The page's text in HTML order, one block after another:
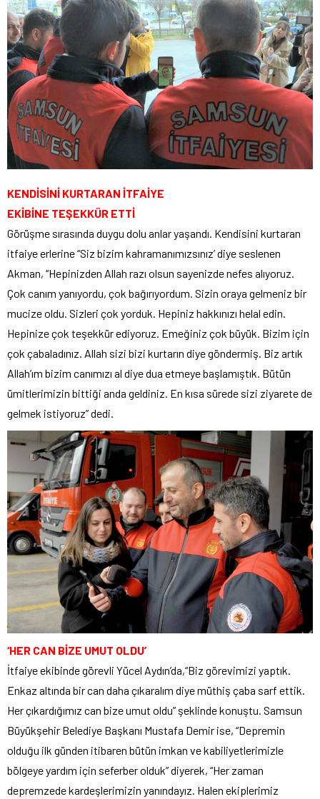
KENDİSİNİ KURTARAN İTFAİYE
EKİBİNE TEŞEKKÜR ETTİ
Görüşme sırasında duygu dolu anlar yaşandı. Kendisini kurtaran
itfaiye erlerine “Siz bizim kahramanımızsınız’ diye seslenen
Akman, “Hepinizden Allah razı olsun sayenizde nefes alıyoruz.
Çok canım yanıyordu, çok bağırıyordum. Sizin oraya gelmeniz bir
mucize oldu. Sizleri çok yorduk. Hepiniz hakkınızı helal edin.
Hepinize çok teşekkür ediyoruz. Emeğiniz çok büyük. Bizim için
çok çabaladınız. Allah sizi bizi kurtarın diye göndermiş. Biz artık
Allah’ım bizim canımızı al diye dua etmeye başlamıştık. Bütün
ümitlerimizin bittiği anda geldiniz. En kısa sürede sizi ziyarete de
gelmek istiyoruz” dedi.
‘HER CAN BİZE UMUT OLDU’
İtfaiye ekibinde görevli Yücel Aydın’da,“Biz görevimizi yaptık.
Enkaz altında bir can daha çıkaralım diye müthiş çaba sarf ettik.
Her çıkardığımız can bize umut oldu” şeklinde konuştu. Samsun
Büyükşehir Belediye Başkanı Mustafa Demir ise, “Depremin
olduğu ilk günden itibaren bütün imkan ve kabiliyetlerimizle
bölgeye yardım için seferber olduk” diyerek, “Her zaman
depremzede kardeşlerimizin yanındayız. Halen ekiplerimiz